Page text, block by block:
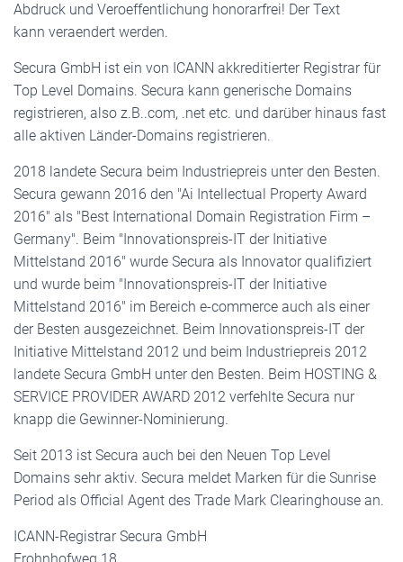
Abdruck und Veroeffentlichung honorarfrei! Der Text
kann veraendert werden.
Secura GmbH ist ein von ICANN akkreditierter Registrar für
Top Level Domains. Secura kann generische Domains
registrieren, also z.B..com, .net etc. und darüber hinaus fast
alle aktiven Länder-Domains registrieren.
2018 landete Secura beim Industriepreis unter den Besten.
Secura gewann 2016 den "Ai Intellectual Property Award
2016" als "Best International Domain Registration Firm –
Germany". Beim "Innovationspreis-IT der Initiative
Mittelstand 2016" wurde Secura als Innovator qualifiziert
und wurde beim "Innovationspreis-IT der Initiative
Mittelstand 2016" im Bereich e-commerce auch als einer
der Besten ausgezeichnet. Beim Innovationspreis-IT der
Initiative Mittelstand 2012 und beim Industriepreis 2012
landete Secura GmbH unter den Besten. Beim HOSTING &
SERVICE PROVIDER AWARD 2012 verfehlte Secura nur
knapp die Gewinner-Nominierung.
Seit 2013 ist Secura auch bei den Neuen Top Level
Domains sehr aktiv. Secura meldet Marken für die Sunrise
Period als Official Agent des Trade Mark Clearinghouse an.
ICANN-Registrar Secura GmbH